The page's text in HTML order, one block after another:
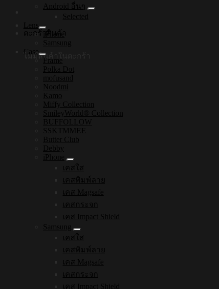
ตะกร้าสินค้า
ไม่มีสินค้าในตะกร้า
Android อื่นๆ
Selected
Lens
iPhone
Samsung
Case
Frame
Polka Dot
mofusand
Noodmi
Kamo
Miffy Collection
SmileyWorld® Collection
BUFFOLLOW
SSKTMMEE
Butter Club
Debby
iPhone
เคสใส
เคสพิมพ์ลาย
เคส Magsafe
เคสกระจก
เคส Impact Shield
Samsung
เคสใส
เคสพิมพ์ลาย
เคส Magsafe
เคสกระจก
เคส Impact Shield